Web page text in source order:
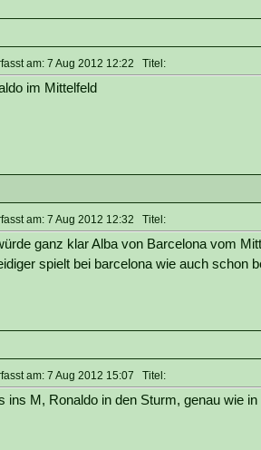
am: 7 Aug 2012 12:22 Titel:
im Mittelfeld
am: 7 Aug 2012 12:32 Titel:
ganz klar Alba von Barcelona vom
spielt bei barcelona wie auch schon
am: 7 Aug 2012 15:07 Titel:
ins M, Ronaldo in den Sturm, genau wie